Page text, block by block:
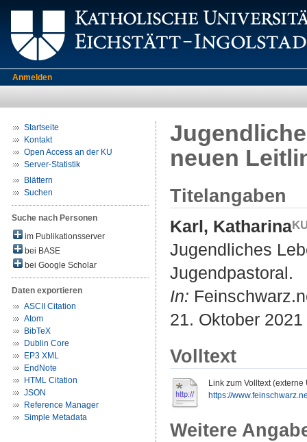
Anmelden
Startseite
Kontakt
Open Access an der KU
Server-Statistik
Blättern
Suchen
Suche nach Personen
im Publikationsserver
bei BASE
bei Google Scholar
Daten exportieren
ASCII Citation
Atom
BibTeX
Dublin Core
EP3 XML
EndNote
HTML Citation
JSON
Reference Manager
Simple Metadata
neuen
Titelangaben
Karl, Katharina
Jugendliches
Jugendpastoral.
In:
21. Oktober 2021
Volltext
Link zum Volltext (externe
https://
Weitere